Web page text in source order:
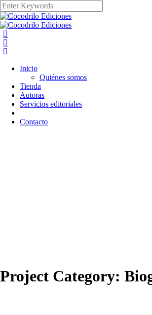
Inicio
Quiénes somos
Tienda
Autoras
Servicios editoriales
Contacto
Project Category: